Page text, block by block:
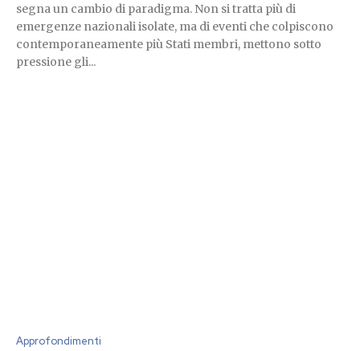
segna un cambio di paradigma. Non si tratta più di
emergenze nazionali isolate, ma di eventi che colpiscono
contemporaneamente più Stati membri, mettono sotto
pressione gli...
Approfondimenti